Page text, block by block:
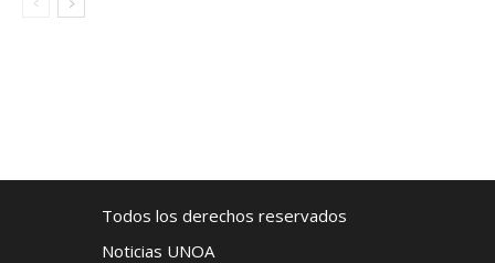
Todos los derechos reservados
Noticias UNOA